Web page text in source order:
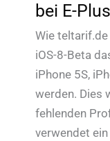
bei E-
Wie
iOS-8-Beta
iPhone 5S,
werden. Dies
fehlenden
verwendet